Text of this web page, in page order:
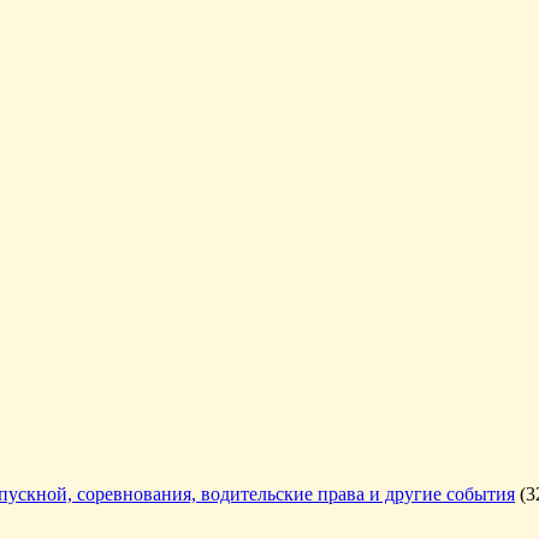
соревнования, водительские права и другие события